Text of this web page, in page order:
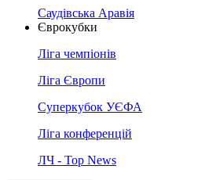
Саудівська Аравія
Єврокубки
Ліга чемпіонів
Ліга Європи
Суперкубок УЄФА
Ліга конференцій
ЛЧ - Top News